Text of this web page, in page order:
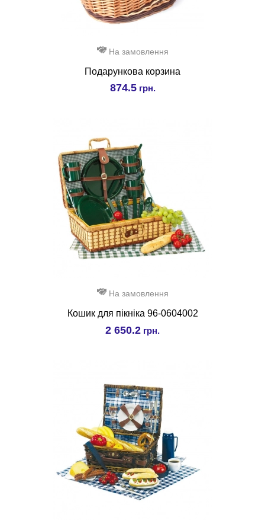
На замовлення
Подарункова корзина
874.5грн.
На замовлення
Кошик для пікніка 96-0604002
2 650.2 грн.